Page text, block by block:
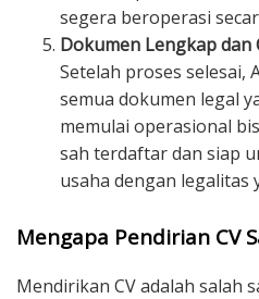
segera beroperasi
Dokumen Lengkap dan
Setelah proses selesai,
semua dokumen legal
memulai operasional
sah terdaftar dan siap
usaha dengan legalitas
Mengapa Pendirian CV
Mendirikan CV adalah salah